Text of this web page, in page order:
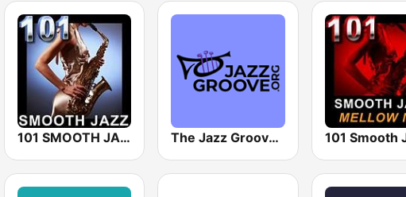
101 SMOOTH JAZZ The Jazz Groove (Mix #1)